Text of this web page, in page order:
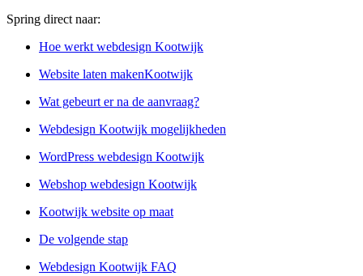
Spring direct naar:
Hoe werkt webdesign Kootwijk
Website laten makenKootwijk
Wat gebeurt er na de aanvraag?
Webdesign Kootwijk mogelijkheden
WordPress webdesign Kootwijk
Webshop webdesign Kootwijk
Kootwijk website op maat
De volgende stap
Webdesign Kootwijk FAQ